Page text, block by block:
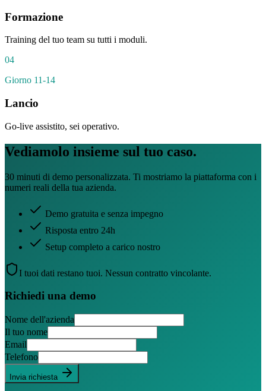
Formazione
Training del tuo team su tutti i moduli.
04
Giorno 11-14
Lancio
Go-live assistito, sei operativo.
Vediamolo insieme sul tuo caso.
30 minuti di demo personalizzata. Ti mostriamo la piattaforma con i
numeri reali della tua azienda.
Demo gratuita e senza impegno
Risposta entro 24h
Setup completo a carico nostro
I tuoi dati restano tuoi. Nessun contratto vincolante.
Richiedi una demo
Nome dell'azienda
Il tuo nome
Email
Telefono
Invia richiesta